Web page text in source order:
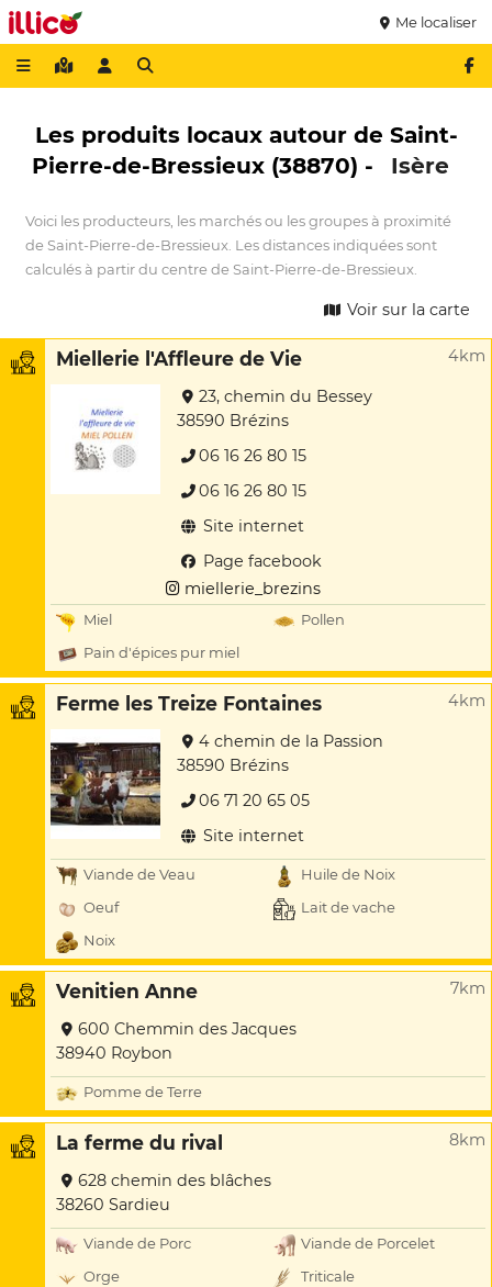
Me localiser
Les produits locaux autour de Saint-
Pierre-de-Bressieux (38870) -
Isère
Voici les producteurs, les marchés ou les groupes à proximité
de Saint-Pierre-de-Bressieux. Les distances indiquées sont
calculés à partir du centre de Saint-Pierre-de-Bressieux.
Voir sur la carte
Miellerie l'Affleure de Vie 4km
23, chemin du Bessey
38590 Brézins
06 16 26 80 15
06 16 26 80 15
Site internet
Page facebook
miellerie_brezins
Miel
Pollen
Pain d'épices pur miel
Ferme les Treize Fontaines 4km
4 chemin de la Passion
38590 Brézins
06 71 20 65 05
Site internet
Viande de Veau
Huile de Noix
Oeuf
Lait de vache
Noix
Venitien Anne 7km
600 Chemmin des Jacques
38940 Roybon
Pomme de Terre
La ferme du rival 8km
628 chemin des blâches
38260 Sardieu
Viande de Porc
Viande de Porcelet
Orge
Triticale